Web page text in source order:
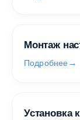
Монтаж
Подробнее
Установка